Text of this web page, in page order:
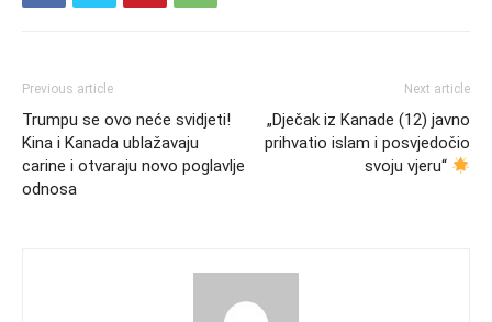
Previous article
Trumpu se ovo neće svidjeti!
Kina i Kanada ublažavaju
carine i otvaraju novo poglavlje
odnosa
Next article
„Dječak iz Kanade (12) javno
prihvatio islam i posvjedočio
svoju vjeru“